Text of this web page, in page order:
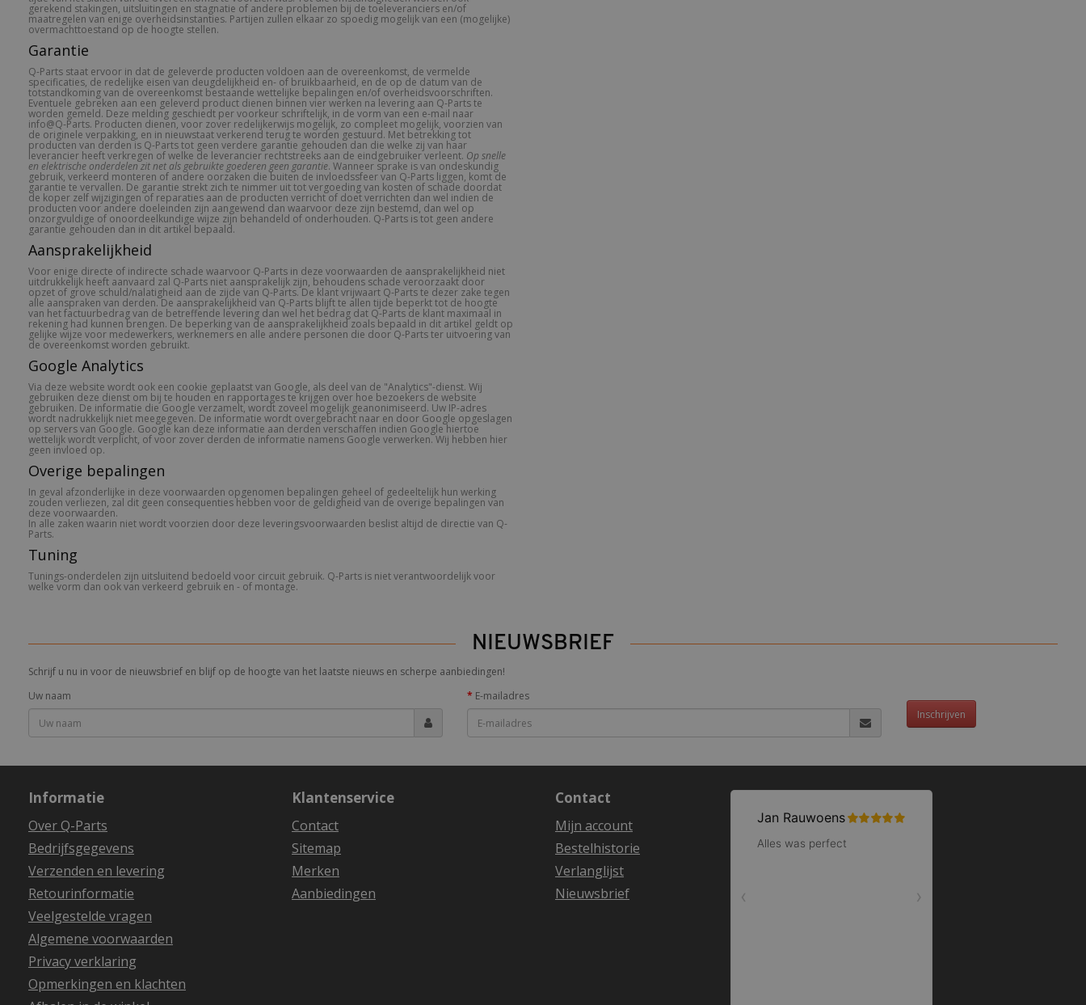
gerekend stakingen, uitsluitingen en stagnatie of andere problemen bij de toeleveranciers en/of
maatregelen van enige overheidsinstanties. Partijen zullen elkaar zo spoedig mogelijk van een (mogelijke)
overmachttoestand op de hoogte stellen.
Garantie
Q-Parts staat ervoor in dat de geleverde producten voldoen aan de overeenkomst, de vermelde
specificaties, de redelijke eisen van deugdelijkheid en- of bruikbaarheid, en de op de datum van de
totstandkoming van de overeenkomst bestaande wettelijke bepalingen en/of overheidsvoorschriften.
Eventuele gebreken aan een geleverd product dienen binnen vier werken na levering aan Q-Parts te
worden gemeld. Deze melding geschiedt per voorkeur schriftelijk, in de vorm van een e-mail naar
info@Q-Parts. Producten dienen, voor zover redelijkerwijs mogelijk, zo compleet mogelijk, voorzien van
de originele verpakking, en in nieuwstaat verkerend terug te worden gestuurd. Met betrekking tot
producten van derden is Q-Parts tot geen verdere garantie gehouden dan die welke zij van haar
leverancier heeft verkregen of welke de leverancier rechtstreeks aan de eindgebruiker verleent. Op snelle
en elektrische onderdelen zit net als gebruikte goederen geen garantie. Wanneer sprake is van ondeskundig
gebruik, verkeerd monteren of andere oorzaken die buiten de invloedssfeer van Q-Parts liggen, komt de
garantie te vervallen. De garantie strekt zich te nimmer uit tot vergoeding van kosten of schade doordat
de koper zelf wijzigingen of reparaties aan de producten verricht of doet verrichten dan wel indien de
producten voor andere doeleinden zijn aangewend dan waarvoor deze zijn bestemd, dan wel op
onzorgvuldige of onoordeelkundige wijze zijn behandeld of onderhouden. Q-Parts is tot geen andere
garantie gehouden dan in dit artikel bepaald.
Aansprakelijkheid
Voor enige directe of indirecte schade waarvoor Q-Parts in deze voorwaarden de aansprakelijkheid niet
uitdrukkelijk heeft aanvaard zal Q-Parts niet aansprakelijk zijn, behoudens schade veroorzaakt door
opzet of grove schuld/nalatigheid aan de zijde van Q-Parts. De klant vrijwaart Q-Parts te dezer zake tegen
alle aanspraken van derden. De aansprakelijkheid van Q-Parts blijft te allen tijde beperkt tot de hoogte
van het factuurbedrag van de betreffende levering dan wel het bedrag dat Q-Parts de klant maximaal in
rekening had kunnen brengen. De beperking van de aansprakelijkheid zoals bepaald in dit artikel geldt op
gelijke wijze voor medewerkers, werknemers en alle andere personen die door Q-Parts ter uitvoering van
de overeenkomst worden gebruikt.
Google Analytics
Via deze website wordt ook een cookie geplaatst van Google, als deel van de "Analytics"-dienst. Wij
gebruiken deze dienst om bij te houden en rapportages te krijgen over hoe bezoekers de website
gebruiken. De informatie die Google verzamelt, wordt zoveel mogelijk geanonimiseerd. Uw IP-adres
wordt nadrukkelijk niet meegegeven. De informatie wordt overgebracht naar en door Google opgeslagen
op servers van Google. Google kan deze informatie aan derden verschaffen indien Google hiertoe
wettelijk wordt verplicht, of voor zover derden de informatie namens Google verwerken. Wij hebben hier
geen invloed op.
Overige bepalingen
In geval afzonderlijke in deze voorwaarden opgenomen bepalingen geheel of gedeeltelijk hun werking
zouden verliezen, zal dit geen consequenties hebben voor de geldigheid van de overige bepalingen van
deze voorwaarden.
In alle zaken waarin niet wordt voorzien door deze leveringsvoorwaarden beslist altijd de directie van Q-
Parts.
Tuning
Tunings-onderdelen zijn uitsluitend bedoeld voor circuit gebruik. Q-Parts is niet verantwoordelijk voor
welke vorm dan ook van verkeerd gebruik en - of montage.
NIEUWSBRIEF
Schrijf u nu in voor de nieuwsbrief en blijf op de hoogte van het laatste nieuws en scherpe aanbiedingen!
Uw naam
E-mailadres
Inschrijven
Informatie
Over Q-Parts
Bedrijfsgegevens
Verzenden en levering
Retourinformatie
Veelgestelde vragen
Algemene voorwaarden
Privacy verklaring
Opmerkingen en klachten
Klantenservice
Contact
Sitemap
Merken
Aanbiedingen
Contact
Mijn account
Bestelhistorie
Verlanglijst
Nieuwsbrief